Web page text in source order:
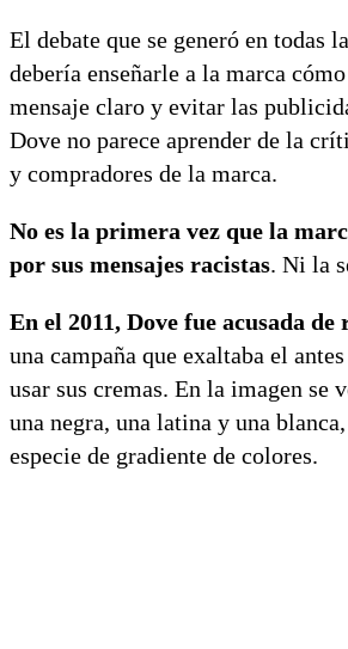
El debate que se generó en todas
debería enseñarle a la marca
mensaje claro y evitar las
Dove no parece aprender de la
y compradores de la marca.
No es la primera vez que la
por sus mensajes racistas. Ni la
En el 2011, Dove fue acusada de
una campaña que exaltaba el
usar sus cremas. En la imagen se
una negra, una latina y una
especie de gradiente de colores.